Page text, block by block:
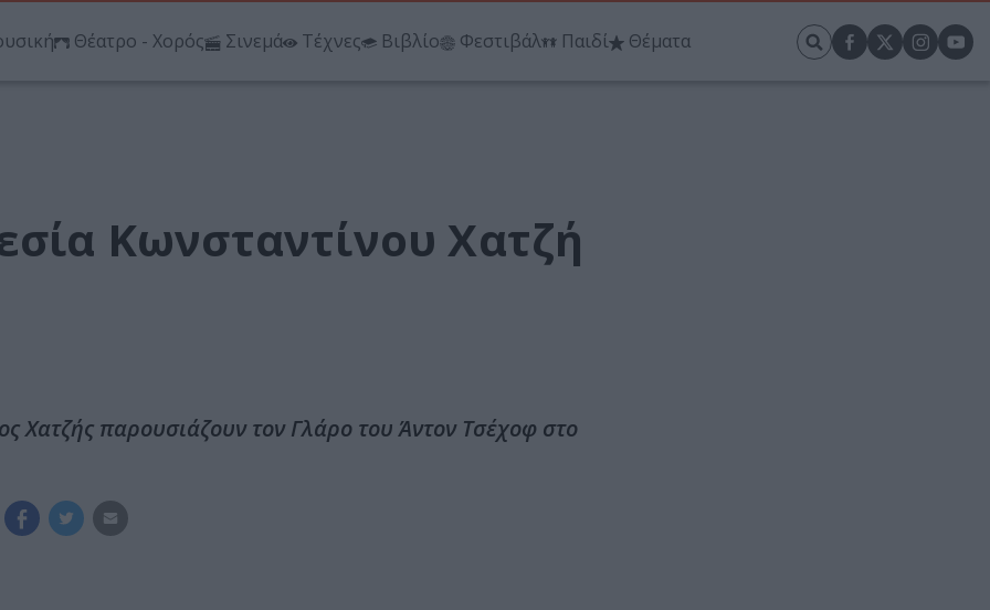
Θέατρο - Χορός Σινεμά Τέχνες Βιβλίο Φεστιβάλ Παιδί Θέματα
Κωνσταντίνου Χατζή
Χατζής παρουσιάζουν τον Γλάρο του Άντον Τσέχοφ στο